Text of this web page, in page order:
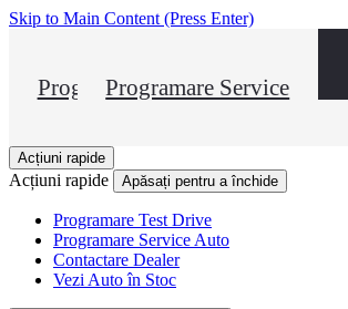
Skip to Main Content (Press Enter)
Programare Test Drive
Programare Service
Acțiuni rapide
Acțiuni rapide Apăsați pentru a închide
Programare Test Drive
Programare Service Auto
Contactare Dealer
Vezi Auto în Stoc